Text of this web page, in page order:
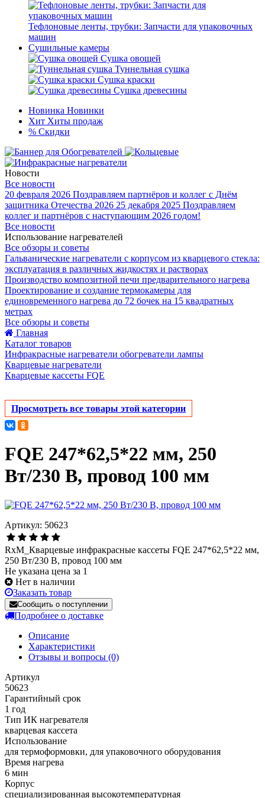
Тефлоновые ленты, трубки: Запчасти для упаковочных
машин
Сушильные камеры
Сушка овощей
Туннельная сушка
Сушка краски
Сушка древесины
Новинка Новинки
Хит Хиты продаж
% Скидки
Новости
Все новости
20 февраля 2026 Поздравляем партнёров и коллег с Днём
защитника Отечества 2026 25 декабря 2025 Поздравляем
коллег и партнёров с наступающим 2026 годом!
Все новости
Использование нагревателей
Все обзоры и советы
Гальванические нагреватели с корпусом из кварцевого стекла:
эксплуатация в различных жидкостях и растворах
Производство композитной печи предварительного нагрева
Проектирование и создание термокамеры для
единовременного нагрева до 72 бочек на 15 квадратных
метрах
Все обзоры и советы
Главная
Каталог товаров
Инфракрасные нагреватели обогреватели лампы
Кварцевые нагреватели
Кварцевые кассеты FQE
Просмотреть все товары этой категории
FQE 247*62,5*22 мм, 250
Вт/230 В, провод 100 мм
Артикул: 50623
RxM_Кварцевые инфракрасные кассеты FQE 247*62,5*22 мм,
250 Вт/230 В, провод 100 мм
Не указана цена за 1
Нет в наличии
Заказать товар
Сообщить о поступлении
Подробнее о доставке
Описание
Характеристики
Отзывы и вопросы (0)
Артикул
50623
Гарантийный срок
1 год
Тип ИК нагревателя
кварцевая кассета
Использование
для термоформовки, для упаковочного оборудования
Время нагрева
6 мин
Корпус
cпециализированная высокотемпературная